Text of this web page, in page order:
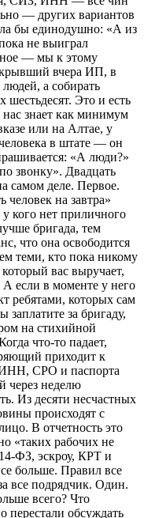
— других вариантов
бы единодушно: «А из
не выиграл
— мы к этому
вчера ИП, в
а собирать
шестьдесят. Это и есть
нас знает как минимум
или на Алтае, у
в штате — он
«А люди?»
звонку». Двадцать
самом деле. Первое.
на завтра»
у кого нет приличного
бригада, тем
что она освободится
теми, кто пока никому
вас выручает,
А если в моменте у него
ребятами, которых сам
за бригаду,
на стихийной
что-то падает,
приходит к
СРО и паспорта
через неделю
Из десяти несчастных
происходят с
В отчетность это
«таких рабочих не
ФЗ, эскроу, КРТ и
больше. Правил все
все подрядчик. Один.
всего? Что
перестали обсуждать